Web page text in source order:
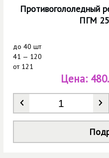
Противогололедный
ПГМ 25
до 40 шт
41 — 120
от121
Количество
Цена: